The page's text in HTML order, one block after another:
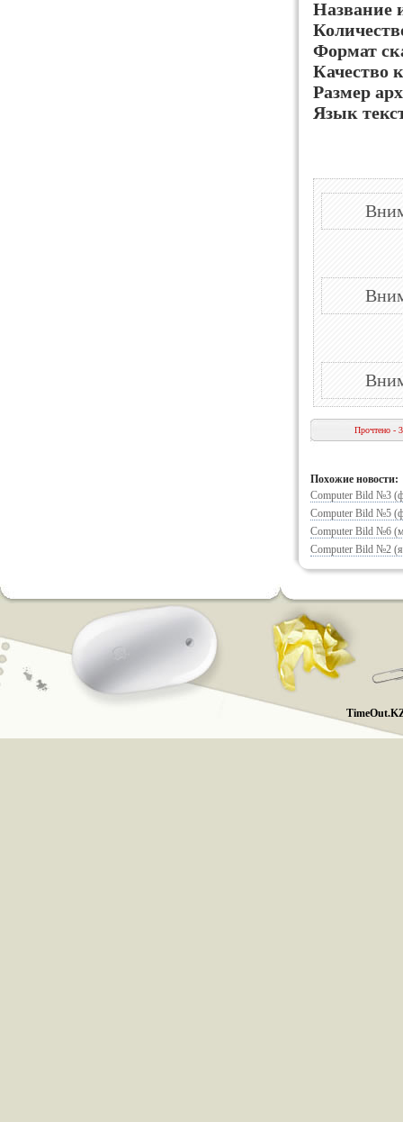
Название
Формат
Качество
Размер
Язык
Прочтено -
Похожие новости:
Computer Bild №3
Computer Bild №5
Computer Bild №6
Computer Bild №2